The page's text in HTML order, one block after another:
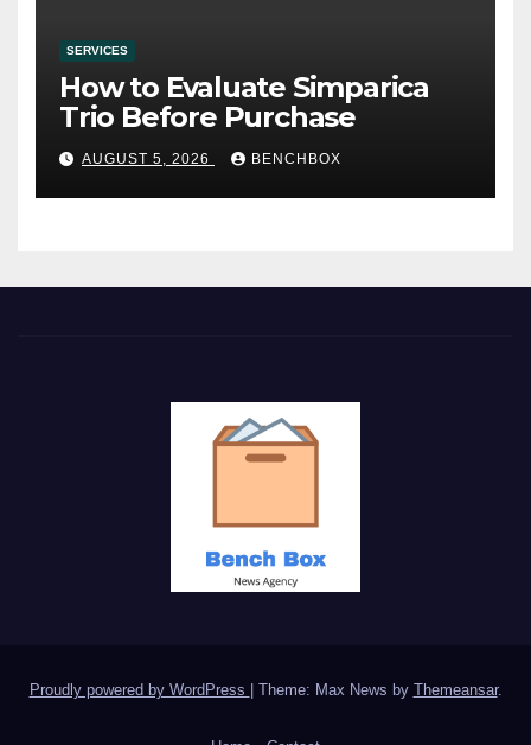
SERVICES
How to Evaluate Simparica
Trio Before Purchase
AUGUST 5, 2026 BENCHBOX
Proudly powered by WordPress | Theme: Max News by Themeansar.